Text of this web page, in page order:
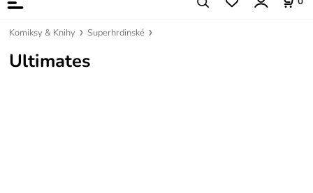
Komiksy & Knihy Superhrdinské
Ultimates